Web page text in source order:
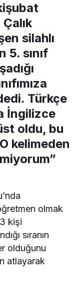
silahlı
5. sınıf
Türkçe
İngilizce
oldu, bu
kelimeden
olmak
kişi
sıranın
olduğunu
atlayarak